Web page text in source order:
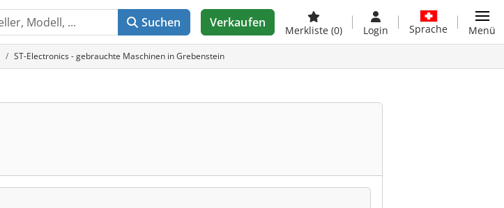
Suchen Verkaufen
Merkliste (0) Login Sprache Menü
ST-Electronics - gebrauchte Maschinen in Grebenstein